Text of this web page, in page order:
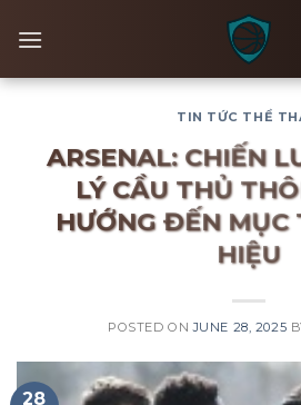
TIN TỨC THỂ
ARSENAL: CHIẾN
LÝ CẦU THỦ
HƯỚNG ĐẾN MỤC
HIỆU
POSTED ONJUNE 28, 2025
28